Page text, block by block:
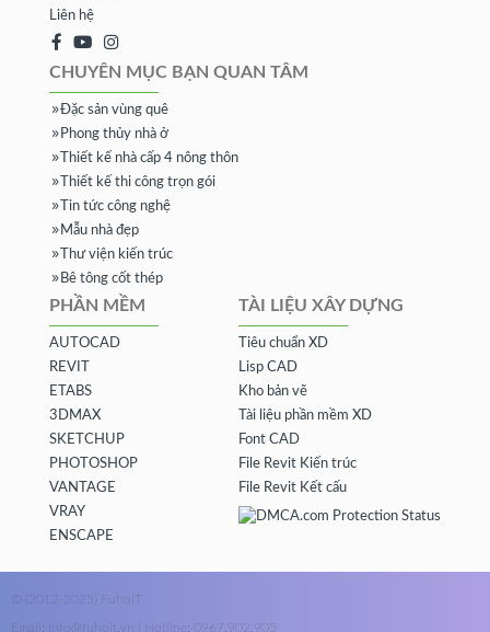
Liên hệ
CHUYÊN MỤC BẠN QUAN TÂM
Đặc sản vùng quê
Phong thủy nhà ở
Thiết kế nhà cấp 4 nông thôn
Thiết kế thi công trọn gói
Tin tức công nghệ
Mẫu nhà đẹp
Thư viện kiến trúc
Bê tông cốt thép
PHẦN MỀM
AUTOCAD
REVIT
ETABS
3DMAX
SKETCHUP
PHOTOSHOP
VANTAGE
VRAY
ENSCAPE
TÀI LIỆU XÂY DỰNG
Tiêu chuẩn XD
Lisp CAD
Kho bản vẽ
Tài liệu phần mềm XD
Font CAD
File Revit Kiến trúc
File Revit Kết cấu
© (2012-2025) FuhoIT
Email: info@fuhoit.vn | Hotline: 0967.902.905